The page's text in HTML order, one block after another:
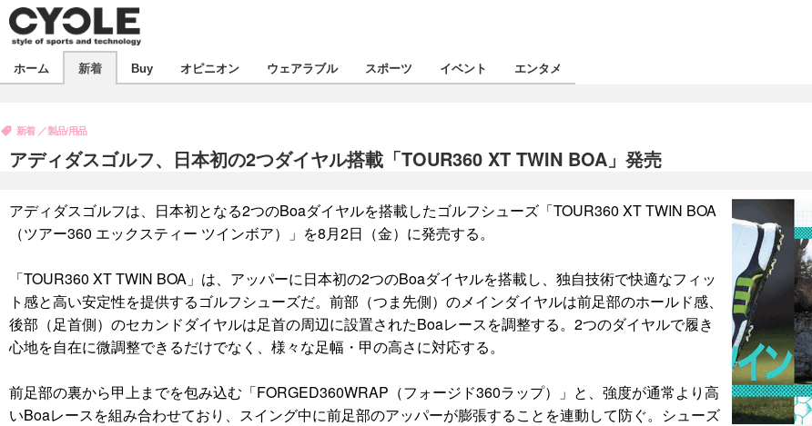
飲食
ボイス
デバイス
ビジネス
海外
スポーツ
短信
選手
動画
イベント
ツアー
芸能
話題
デザイン
動画
ライフ
社会
ハウツー
ホーム 新着 Buy オピニオン ウェアラブル スポーツ イベント エンタメ
アディダスゴルフ、日本初の2つダイヤル搭載「TOUR360 XT TWIN BOA」発売
新着 製品/用品
アディダスゴルフは、日本初となる2つのBoaダイヤルを搭載したゴルフシューズ「TOUR360 XT TWIN BOA
（ツアー360 エックスティー ツインボア）」を8月2日（金）に発売する。
「TOUR360 XT TWIN BOA」は、アッパーに日本初の2つのBoaダイヤルを搭載し、独自技術で快適なフィッ
ト感と高い安定性を提供するゴルフシューズだ。前部（つま先側）のメインダイヤルは前足部のホールド感、
後部（足首側）のセカンドダイヤルは足首の周辺に設置されたBoaレースを調整する。2つのダイヤルで履き
心地を自在に微調整できるだけでなく、様々な足幅・甲の高さに対応する。
前足部の裏から甲上までを包み込む「FORGED360WRAP（フォージド360ラップ）」と、強度が通常より高
いBoaレースを組み合わせており、スイング中に前足部のアッパーが膨張することを連動して防ぐ。シューズ